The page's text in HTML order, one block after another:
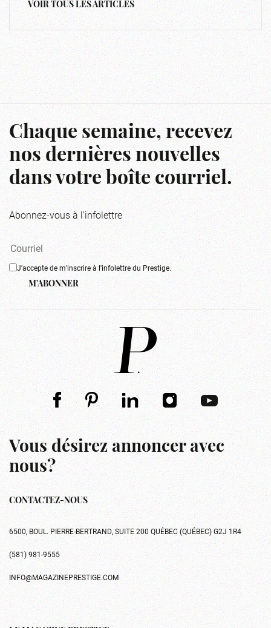
VOIR TOUS LES ARTICLES
Chaque semaine, recevez
nos dernières nouvelles
dans votre boîte courriel.
Abonnez-vous à l'infolettre
J'accepte de m'inscrire à l'infolettre du Prestige.
M'ABONNER
Vous désirez annoncer avec
nous?
CONTACTEZ-NOUS
6500, BOUL. PIERRE-BERTRAND, SUITE 200 QUÉBEC (QUÉBEC) G2J 1R4
(581) 981-9555
INFO@MAGAZINEPRESTIGE.COM